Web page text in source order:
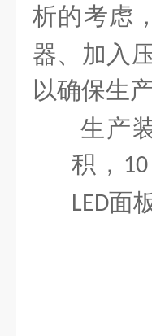
析的考虑
器、加入
以确保生
1.生产
积，
LED面